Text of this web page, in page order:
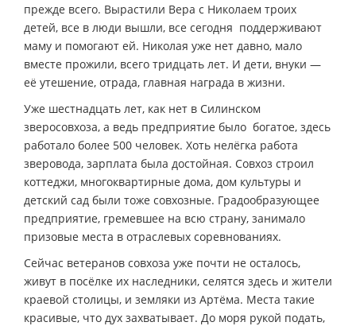
прежде всего. Вырастили Вера с Николаем троих
детей, все в люди вышли, все сегодня поддерживают
маму и помогают ей. Николая уже нет давно, мало
вместе прожили, всего тридцать лет. И дети, внуки —
её утешение, отрада, главная награда в жизни.
Уже шестнадцать лет, как нет в Силинском
зверосовхоза, а ведь предприятие было богатое, здесь
работало более 500 человек. Хоть нелёгка работа
зверовода, зарплата была достойная. Совхоз строил
коттеджи, многоквартирные дома, дом культуры и
детский сад были тоже совхозные. Градообразующее
предприятие, гремевшее на всю страну, занимало
призовые места в отраслевых соревнованиях.
Сейчас ветеранов совхоза уже почти не осталось,
живут в посёлке их наследники, селятся здесь и жители
краевой столицы, и земляки из Артёма. Места такие
красивые, что дух захватывает. До моря рукой подать,